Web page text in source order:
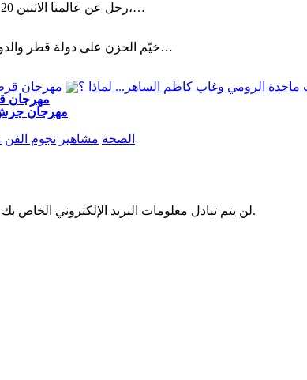
رحل عن عالمنا الاثنين 20 يوليو/تموز، الموسيقار المصري هاني شنودة، عن عمر ناهز 83 عامًا،…
خيّم الحزن على دولة قطر والدول العربية، عقب إعلان الديوان الأميري القطري وفاة الأمير الشيخ…
مهرجان قرطاج 2026... حضرت ماجدة الرومي
"مهرجان جرش 2026" ماجدة الرومي في الموعد وكاظم الساهر حاضر
الصحة مشاهير نجوم الفن
لن يتم تبادل معلومات البريد الإلكتروني الخاص بك مع أي شخص آخر. وسيتم استخدامها فقط لإرسال آخر الأخبار لدينا.